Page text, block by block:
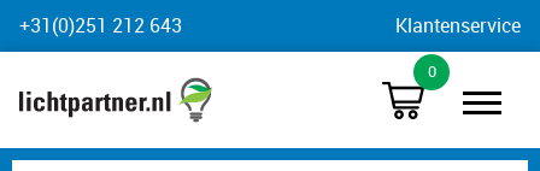
Skip
to
+31(0)251 212 643 Klantenservice
0